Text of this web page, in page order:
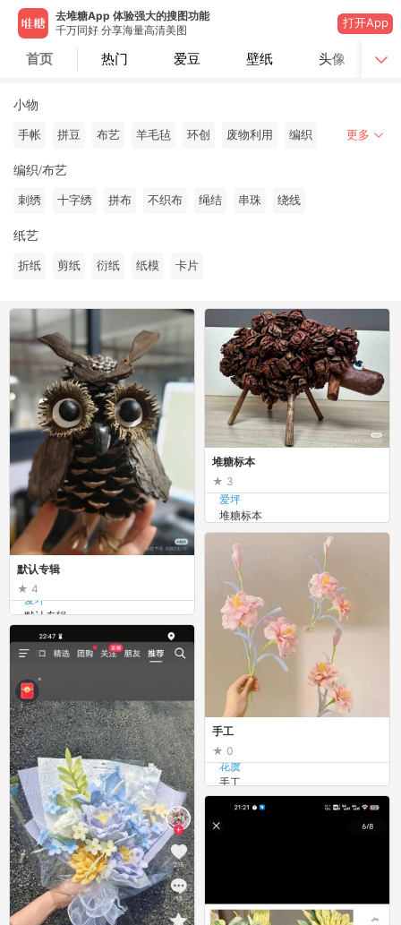
去堆糖App 体验强大的搜图功能
千万同好 分享海量高清美图
打开App
首页 热门 爱豆 壁纸 头像
小物
手帐 拼豆 布艺 羊毛毡 环创 废物利用 编织 更多
编织/布艺
刺绣 十字绣 拼布 不织布 绳结 串珠 绕线
纸艺
折纸 剪纸 衍纸 纸模 卡片
堆糖标本
3
爱坪
堆糖标本
默认专辑
4
爱坪
默认专辑
手工
0
花虞
手工